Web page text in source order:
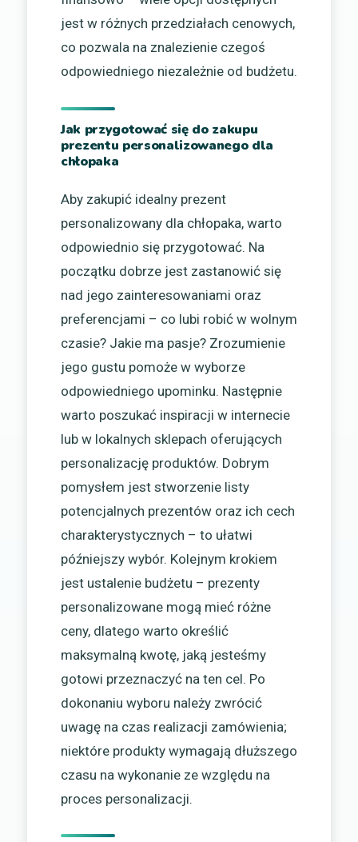
jest w różnych przedziałach cenowych,
co pozwala na znalezienie czegoś
odpowiedniego niezależnie od budżetu.
Jak przygotować się do zakupu
prezentu personalizowanego dla
chłopaka
Aby zakupić idealny prezent
personalizowany dla chłopaka, warto
odpowiednio się przygotować. Na
początku dobrze jest zastanowić się
nad jego zainteresowaniami oraz
preferencjami – co lubi robić w wolnym
czasie? Jakie ma pasje? Zrozumienie
jego gustu pomoże w wyborze
odpowiedniego upominku. Następnie
warto poszukać inspiracji w internecie
lub w lokalnych sklepach oferujących
personalizację produktów. Dobrym
pomysłem jest stworzenie listy
potencjalnych prezentów oraz ich cech
charakterystycznych – to ułatwi
późniejszy wybór. Kolejnym krokiem
jest ustalenie budżetu – prezenty
personalizowane mogą mieć różne
ceny, dlatego warto określić
maksymalną kwotę, jaką jesteśmy
gotowi przeznaczyć na ten cel. Po
dokonaniu wyboru należy zwrócić
uwagę na czas realizacji zamówienia;
niektóre produkty wymagają dłuższego
czasu na wykonanie ze względu na
proces personalizacji.